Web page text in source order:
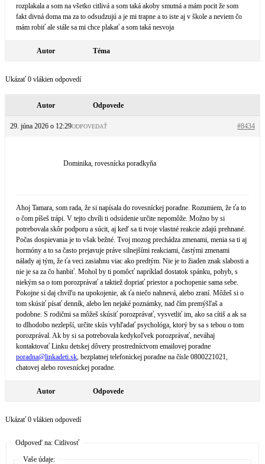
rozplakala a som na všetko citlivá a som taká akoby smutná a mám pocit že som
fakt divná doma ma za to odsudzujú a je mi trapne a to iste aj v škole a neviem čo
mám robiť ale stále sa mi chce plakať a som taká nesvoja
Autor Téma
Ukázať 0 vlákien odpovedí
Autor Odpovede
29. júna 2026 o 12:29 #8434
ODPOVEDAŤ
Dominika, rovesnícka poradkyňa
Ahoj Tamara, som rada, že si napísala do rovesníckej poradne. Rozumiem, že ťa to
o čom píšeš trápi. V tejto chvíli ti odsúdenie určite nepomôže. Možno by si
potrebovala skôr podporu a súcit, aj keď sa ti tvoje vlastné reakcie zdajú prehnané.
Počas dospievania je to však bežné. Tvoj mozog prechádza zmenami, menia sa ti aj
hormóny a to sa často prejavuje práve silnejšími reakciami, častými zmenami
nálady aj tým, že ťa veci zasiahnu viac ako predtým. Nie je to žiaden znak slabosti a
nie je sa za čo hanbiť. Mohol by ti pomôcť napríklad dostatok spánku, pohyb, s
niekým sa o tom porozprávať a taktiež dopriať priestor a pochopenie sama sebe.
Pokojne si daj chvíľu na upokojenie, ak ťa niečo nahnevá, alebo zraní. Môžeš si o
tom skúsiť písať denník, alebo len nejaké poznámky, nad čím premýšľaš a
podobne. S rodičmi sa môžeš skúsiť porozprávať, vysvetliť im, ako sa cítiš a ak sa
to dlhodobo nezlepší, určite skús vyhľadať psychológa, ktorý by sa s tebou o tom
porozprával. Ak by si sa potrebovala kedykoľvek porozprávať, neváhaj
kontaktovať Linku detskej dôvery prostredníctvom emailovej poradne
poradna@linkadeti.sk, bezplatnej telefonickej poradne na čísle 0800221021,
chatovej alebo rovesníckej poradne.
Autor Odpovede
Ukázať 0 vlákien odpovedí
Odpoveď na: Citlivosť
Vaše údaje: